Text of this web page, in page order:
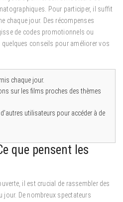
Pour participer, il suffit
chaque jour. Des récompenses
de codes promotionnels ou
conseils pour améliorer vos
chaque jour.
sur les films proches des thèmes
utilisateurs pour accéder à de
que pensent les
il est crucial de rassembler des
jour. De nombreux spectateurs